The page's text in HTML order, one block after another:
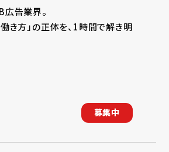
告業界。
働き方」の正体を、1時間で解き明
募集中